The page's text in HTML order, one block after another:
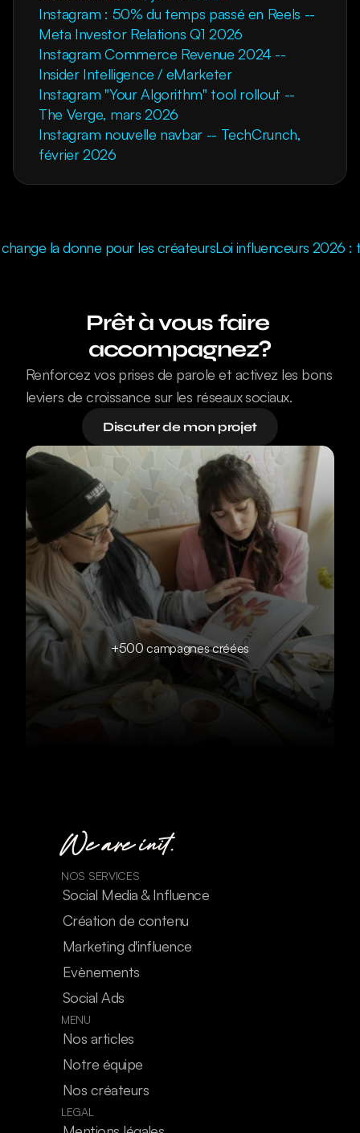
Instagram : 50% du temps passé en Reels --
Meta Investor Relations Q1 2026
Instagram Commerce Revenue 2024 --
Insider Intelligence / eMarketer
Instagram "Your Algorithm" tool rollout --
The Verge, mars 2026
Instagram nouvelle navbar -- TechCrunch,
février 2026
la donne pour les créateursLoi influenceurs 2026 :
Prêt à vous faire
accompagnez?
Renforcez vos prises de parole et activez les bons
leviers de croissance sur les réseaux sociaux.
Discuter de mon projet
+500 campagnes créées
We are init.
NOS SERVICES
Social Media & Influence
Création de contenu
Marketing d'influence
Evènements
Social Ads
MENU
Nos créateurs
Nos articles
Notre équipe
LEGAL